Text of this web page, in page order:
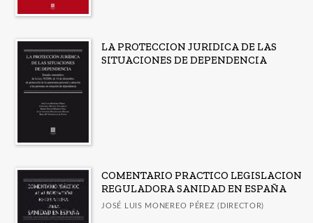
LA PROTECCION JURIDICA DE LAS
SITUACIONES DE DEPENDENCIA
COMENTARIO PRACTICO LEGISLACION
REGULADORA SANIDAD EN ESPAÑA
JOSÉ LUIS MONEREO PÉREZ (DIRECTOR)